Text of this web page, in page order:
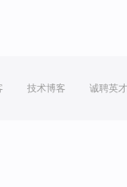
技术博客 诚聘英才